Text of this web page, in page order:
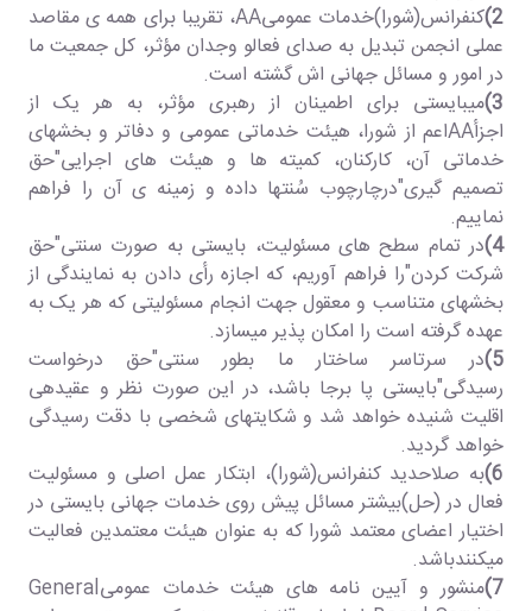
2)
کنفرانس(شورا)خدمات عمومیAA، تقریبا برای همه ی مقاصد
عملی انجمن تبدیل به صدای فعالو وجدان مؤثر، کل جمعیت ما
در امور و مسائل جهانی اش گشته است.
3) میبایستی برای اطمینان از رهبری مؤثر، به هر یک از
اجزأAAاعم از شورا، هیئت خدماتی عمومی و دفاتر و بخشهای
خدماتی آن، کارکنان، کمیته ها و هیئت های اجرایی"حق
تصمیم گیری"درچارچوب سُنتها داده و زمینه ی آن را فراهم
نماییم.
4) در تمام سطح های مسئولیت، بایستی به صورت سنتی"حق
شرکت کردن"را فراهم آوریم، که اجازه رأی دادن به نمایندگی از
بخشهای متناسب و معقول جهت انجام مسئولیتی که هر یک به
عهده گرفته است را امکان پذیر میسازد.
5) در سرتاسر ساختار ما بطور سنتی"حق درخواست
رسیدگی"بایستی پا برجا باشد، در این صورت نظر و عقیدهی
اقلیت شنیده خواهد شد و شکایتهای شخصی با دقت رسیدگی
خواهد گردید.
6) به صلاحدید کنفرانس(شورا)، ابتکار عمل اصلی و مسئولیت
فعال در (حل)بیشتر مسائل پیش روی خدمات جهانی بایستی در
اختیار اعضای معتمد شورا که به عنوان هیئت معتمدین فعالیت
میکنندباشد.
7)
منشور و آیین نامه های هیئت خدمات عمومیGeneral